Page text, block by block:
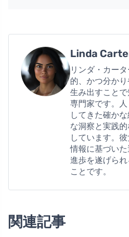
Linda
リンダ・カー
的、かつ分か
生み出すこと
専門家です。
してきた確か
な洞察と実践
しています。
情報に基づい
進歩を遂げら
ことです。
関連記事